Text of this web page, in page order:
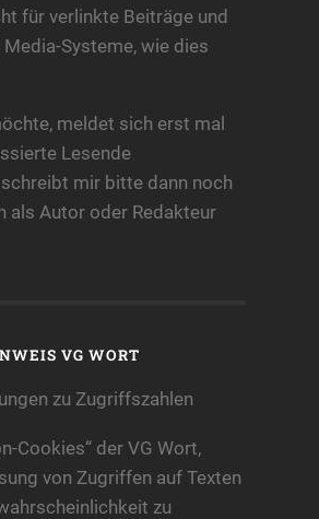
für verlinkte Beiträge und
Systeme, wie dies
meldet sich erst mal
Lesende
mir bitte dann noch
als Autor oder Redakteur
VG WORT
zu Zugriffszahlen
Cookies“ der VG Wort,
von Zugriffen auf Texten
zu